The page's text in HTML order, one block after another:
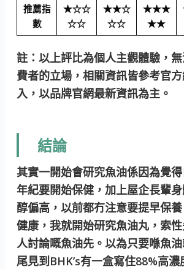
推薦指
數
★☆☆
☆☆
★★☆
☆☆
★★★
★★
註：以上評比為個人主觀體驗，
費者的立場，相關資訊皆參考官
入，以品牌官網最新資訊為主。
結論
其實一開始會研究魚油係因為覺
年紀要開始保健，加上屋企長輩
醇偏高，以前都冇注意要提早保
健康，我就開始研究魚油丸，索
人討論嘅魚油先。以為只要喺魚
尾見到BHK’s有一盒寫住88%高